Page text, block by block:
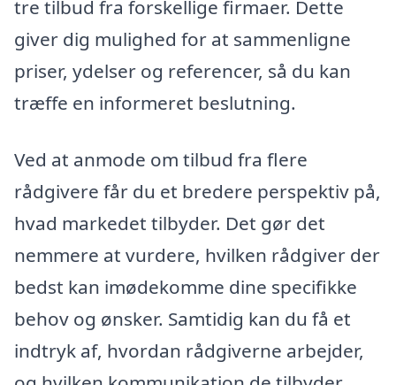
tre tilbud fra forskellige firmaer. Dette
giver dig mulighed for at sammenligne
priser, ydelser og referencer, så du kan
træffe en informeret beslutning.
Ved at anmode om tilbud fra flere
rådgivere får du et bredere perspektiv på,
hvad markedet tilbyder. Det gør det
nemmere at vurdere, hvilken rådgiver der
bedst kan imødekomme dine specifikke
behov og ønsker. Samtidig kan du få et
indtryk af, hvordan rådgiverne arbejder,